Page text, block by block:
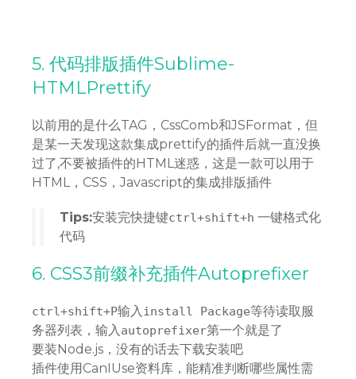
5. 代码排版插件Sublime-
HTMLPrettify
以前用的是什么TAG，CssComb和JSFormat，但
是某一天发现这款集成prettify的插件后就一直没换
过了,不要被插件的HTML迷惑，这是一款可以用于
HTML，CSS，Javascript的集成排版插件
Tips:安装完快捷键ctrl+shift+h 一键格式化
代码
6. CSS3前缀补充插件Autoprefixer
ctrl+shift+P输入 install Package等待读取服
务器列表，输入 autoprefixer第一个就是了
要装Node.js，没有的话去下载安装吧
插件使用CanIUse资料库，能精准判断哪些属性需